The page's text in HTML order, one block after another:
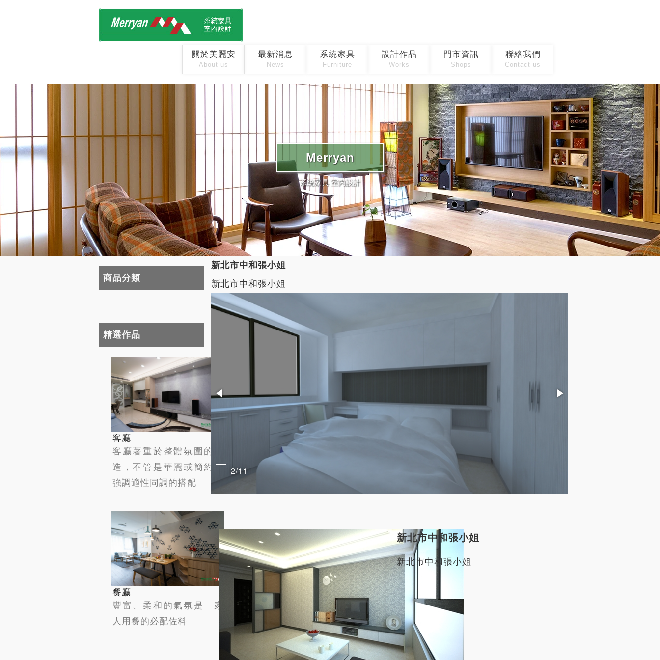
關於美麗安
About us
最新消息
News
系統家具
Furniture
設計作品
Works
門市資訊
Shops
聯絡我們
Contact us
Merryan
系統家具 室內設計
商品分類
精選作品
客廳
客廳著重於整體氛圍的營
造，不管是華麗或簡約都
強調適性同調的搭配
餐廳
豐富、柔和的氣氛是一家
人用餐的必配佐料
新北市中和張小姐
新北市中和張小姐
2/11
新北市中和張小姐
新北市中和張小姐